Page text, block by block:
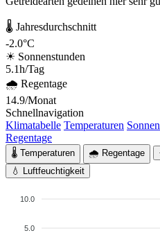
🌡 Jahresdurchschnitt
-2.0°C
☀ Sonnenstunden
5.1h/Tag
🌧 Regentage
14.9/Monat
Schnellnavigation
Klimatabelle Temperaturen
Regentage
🌡 Temperaturen 🌧 Regentage
💧 Luftfeuchtigkeit
10.0
5.0